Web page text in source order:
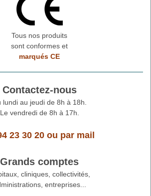
Tous nos produits
sont conformes et
marqués CE
Contactez-nous
lundi au jeudi de 8h à 18h.
Le vendredi de 8h à 17h.
23 30 20ou par mail
Grands comptes
cliniques, collectivités,
entreprises...